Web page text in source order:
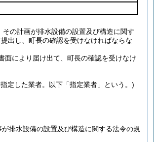
の計画が排水設備の設置及び構造に関す
出し、町長の確認を受けなければならな
面により届け出て、町長の確認を受けなけ
定した業者。以下「指定業者」という。)
排水設備の設置及び構造に関する法令の規